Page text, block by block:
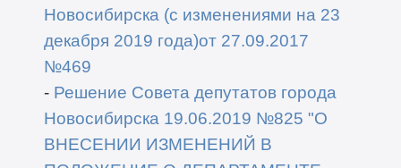
Новосибирска (с изменениями на 23
декабря 2019 года)от 27.09.2017
№469
- Решение Совета депутатов города
Новосибирска 19.06.2019 №825 "О
ВНЕСЕНИИ ИЗМЕНЕНИЙ В